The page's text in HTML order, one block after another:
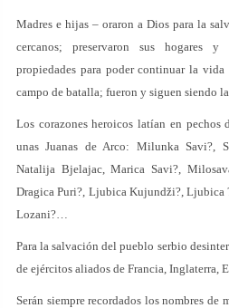
Madres e hijas – oraron a Dios para la
cercanos; preservaron sus hogares y
propiedades para poder continuar la vida
campo de batalla; fueron y siguen siendo
Los corazones heroicos latían en pechos
unas Juanas de Arco: Milunka Savi?,
Natalija Bjelajac, Marica Savi?,
Dragica Puri?, Ljubica Kujundži?, Ljubica
Lozani?…
Para la salvación del pueblo serbio
de ejércitos aliados de Francia, Inglaterra,
Serán siempre recordados los nombres de